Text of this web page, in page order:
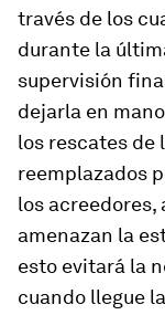
través de los
durante la
supervisión
dejarla en
los rescates de
reemplazados
los acreedores,
amenazan la
esto evitará la
cuando llegue